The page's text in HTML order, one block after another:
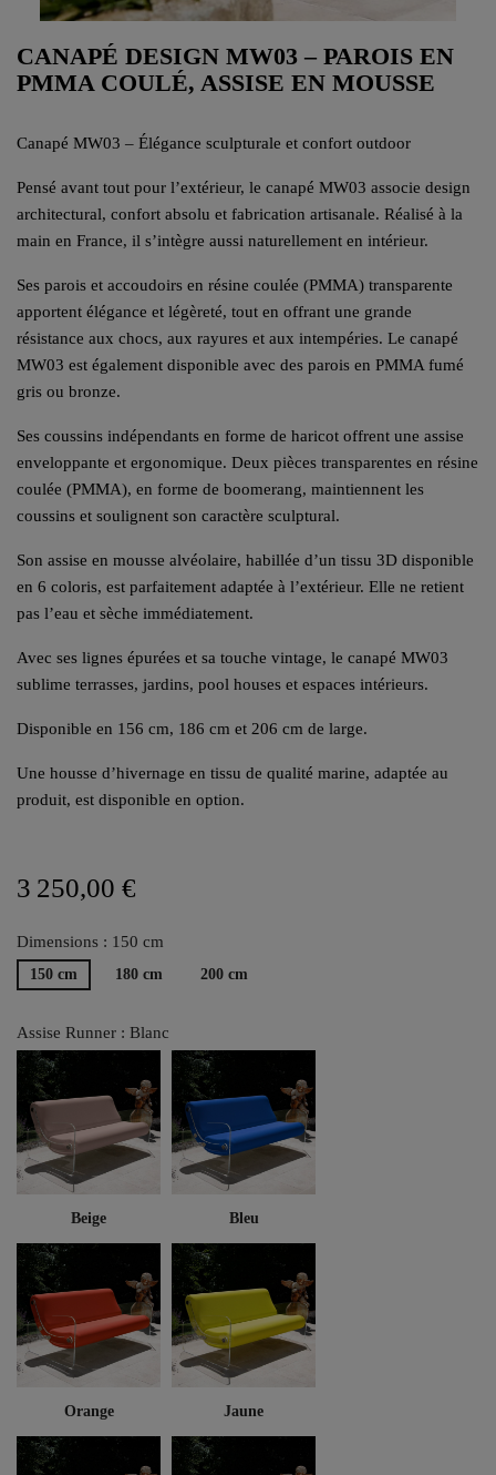
CANAPÉ DESIGN MW03 – PAROIS EN
PMMA COULÉ, ASSISE EN MOUSSE
Canapé MW03 – Élégance sculpturale et confort outdoor
Pensé avant tout pour l’extérieur, le canapé MW03 associe design
architectural, confort absolu et fabrication artisanale. Réalisé à la
main en France, il s’intègre aussi naturellement en intérieur.
Ses parois et accoudoirs en résine coulée (PMMA) transparente
apportent élégance et légèreté, tout en offrant une grande
résistance aux chocs, aux rayures et aux intempéries. Le canapé
MW03 est également disponible avec des parois en PMMA fumé
gris ou bronze.
Ses coussins indépendants en forme de haricot offrent une assise
enveloppante et ergonomique. Deux pièces transparentes en résine
coulée (PMMA), en forme de boomerang, maintiennent les
coussins et soulignent son caractère sculptural.
Son assise en mousse alvéolaire, habillée d’un tissu 3D disponible
en 6 coloris, est parfaitement adaptée à l’extérieur. Elle ne retient
pas l’eau et sèche immédiatement.
Avec ses lignes épurées et sa touche vintage, le canapé MW03
sublime terrasses, jardins, pool houses et espaces intérieurs.
Disponible en 156 cm, 186 cm et 206 cm de large.
Une housse d’hivernage en tissu de qualité marine, adaptée au
produit, est disponible en option.
3 250,00 €
Dimensions : 150 cm
150 cm 180 cm 200 cm
Assise Runner : Blanc
Beige Bleu
Orange Jaune